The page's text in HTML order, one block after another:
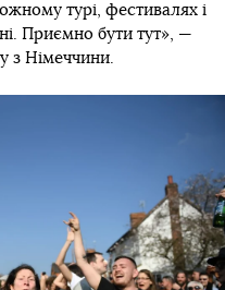
турі, фестивалях і
Приємно бути тут», —
з Німеччини.